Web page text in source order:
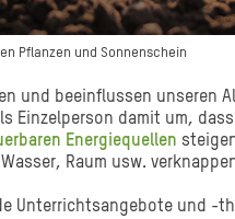
Pflanzen und Sonnenschein
und beeinflussen unseren
Einzelperson damit um,
Energiequellen
Raum usw.
Unterrichtsangebote und -